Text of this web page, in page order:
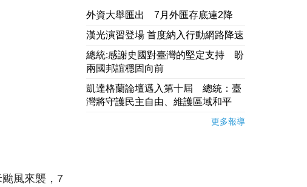
風來襲，7
外資大舉匯出 7月外匯存底連2降
漢光演習登場 首度納入行動網路降速
總統:感謝史國對臺灣的堅定支持 盼
兩國邦誼穩固向前
凱達格蘭論壇邁入第十屆 總統：臺
灣將守護民主自由、維護區域和平
更多報導